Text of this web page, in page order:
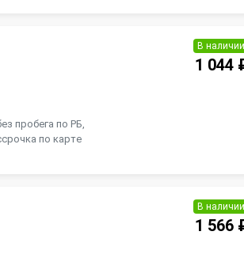
пробега по РБ,
по карте
В наличии
1 044
В наличии
1 566